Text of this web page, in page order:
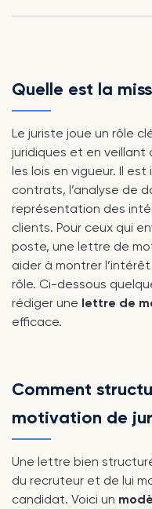
Quelle est la
Le juriste joue un rôle
juridiques et en
les lois en vigueur. Il
contrats, l’analyse de
représentation des
clients. Pour ceux qui
poste, une lettre de
aider à montrer
rôle. Ci-dessous
rédiger une lettre de
efficace.
Comment
motivation de
Une lettre bien
du recruteur et de lui
candidat. Voici un